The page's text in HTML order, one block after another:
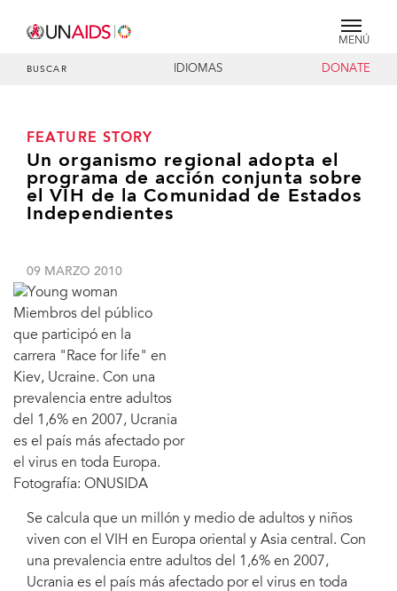
MENÚ
BUSCAR IDIOMAS DONATE
FEATURE STORY
Un organismo regional adopta el
programa de acción conjunta sobre
el VIH de la Comunidad de Estados
Independientes
09 MARZO 2010
Miembros del público
que participó en la
carrera "Race for life" en
Kiev, Ucraine. Con una
prevalencia entre adultos
del 1,6% en 2007, Ucrania
es el país más afectado por
el virus en toda Europa.
Fotografía: ONUSIDA
Se calcula que un millón y medio de adultos y niños
viven con el VIH en Europa oriental y Asia central. Con
una prevalencia entre adultos del 1,6% en 2007,
Ucrania es el país más afectado por el virus en toda